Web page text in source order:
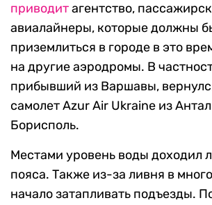
приводитагентство,
авиалайнеры, которые должны
приземлиться в городе в это
на другие аэродромы. В
прибывший из Варшавы,
самолет Azur Air Ukraine из
Борисполь.
Местами уровень воды доходил
пояса. Также из-за ливня в
начало затапливать подъезды.